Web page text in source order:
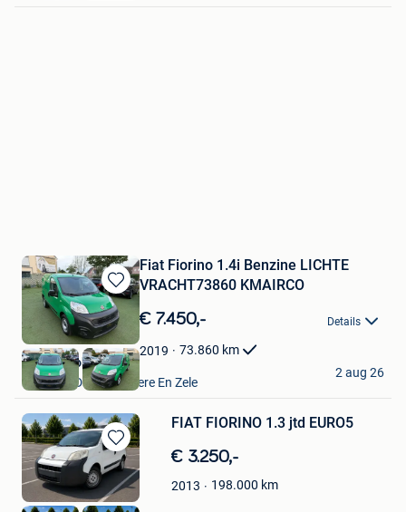
Bewaren
in
Mijn
Favorieten
Fiat Fiorino 1.4i Benzine LICHTE
VRACHT73860 KMAIRCO
€ 7.450,- Details
2019 73.860 km
Carcity-Lokeren Bv
Lokeren+Deel Overmere En Zele
2 aug 26
Bewaren
in
Mijn
Favorieten
FIAT FIORINO 1.3 jtd EURO5
€ 3.250,-
2013 198.000 km